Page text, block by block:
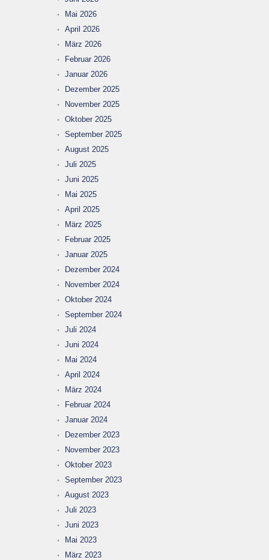
Mai 2026
April 2026
März 2026
Februar 2026
Januar 2026
Dezember 2025
November 2025
Oktober 2025
September 2025
August 2025
Juli 2025
Juni 2025
Mai 2025
April 2025
März 2025
Februar 2025
Januar 2025
Dezember 2024
November 2024
Oktober 2024
September 2024
Juli 2024
Juni 2024
Mai 2024
April 2024
März 2024
Februar 2024
Januar 2024
Dezember 2023
November 2023
Oktober 2023
September 2023
August 2023
Juli 2023
Juni 2023
Mai 2023
März 2023